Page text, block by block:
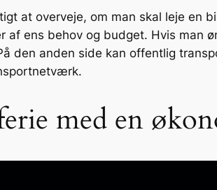
at overveje, om man skal leje en
ens behov og budget. Hvis man
den anden side kan offentlig
med en